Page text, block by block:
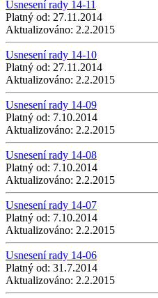
Usnesení rady 14-11
Platný od: 27.11.2014
Aktualizováno: 2.2.2015
Usnesení rady 14-10
Platný od: 27.11.2014
Aktualizováno: 2.2.2015
Usnesení rady 14-09
Platný od: 7.10.2014
Aktualizováno: 2.2.2015
Usnesení rady 14-08
Platný od: 7.10.2014
Aktualizováno: 2.2.2015
Usnesení rady 14-07
Platný od: 7.10.2014
Aktualizováno: 2.2.2015
Usnesení rady 14-06
Platný od: 31.7.2014
Aktualizováno: 2.2.2015